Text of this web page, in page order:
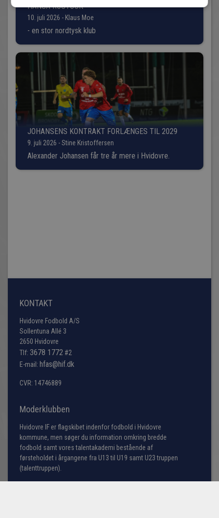
HANSA ROSTOCK
10. juli 2026 - Klaus Moe
- en stor nordtysk klub
JOHANSENS KONTRAKT FORLÆNGES TIL 2029
9. juli 2026 - Stine Kristoffersen
Alexander Johansen får tre år mere i Hvidovre.
KONTAKT
Hvidovre Fodbold A/S
Sollentuna Allé 3
2650 Hvidovre
Tlf: 3678 1772 #2
E-mail: hfas@hif.dk
CVR: 14746889
Moderklubben
Hvidovre IF er flagskibet indenfor fodbold i Hvidovre
kommune, men søger du information omkring bredde
fodbold samt vores talentakademi bestående af
førsteholdet i årgangene fra U13 til U19 samt U23 truppen
(talenttruppen).